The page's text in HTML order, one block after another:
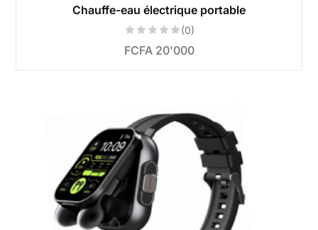
Chauffe-eau électrique portable
(0)
FCFA20'000